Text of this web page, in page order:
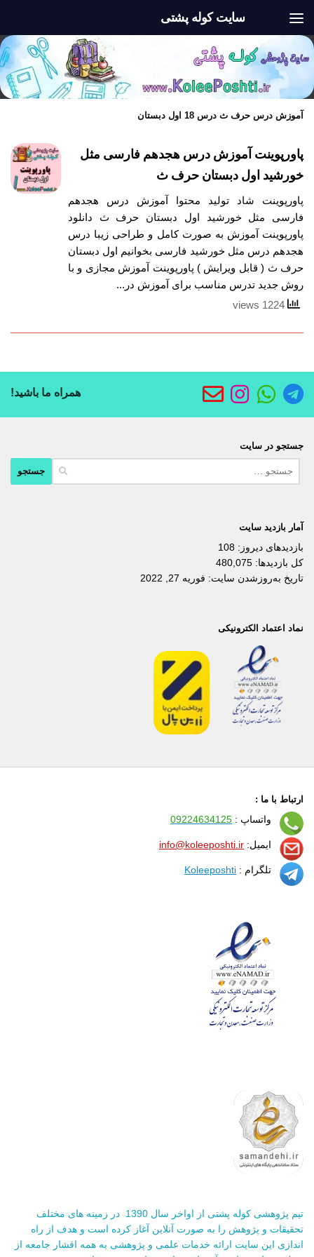
سایت کوله پشتی
آموزش درس حرف ث درس 18 اول دبستان
پاورپوینت آموزش درس هجدهم فارسی مثل
خورشید اول دبستان حرف ث
پاورپوینت شاد تولید محتوا آموزش درس هجدهم
فارسی مثل خورشید اول دبستان حرف ث دانلود
پاورپوینت آموزش به صورت کامل و طراحی زیبا درس
هجدهم درس مثل خورشید فارسی بخوانیم اول دبستان
حرف ث ( قابل ویرایش ) پاورپوینت آموزش مجازی و با
روش جدید تدرس مناسب برای آموزش در...
همراه ما باشید!
جستجو در سایت
آمار بازدید سایت
بازدیدهای دیروز: 108
کل بازدیدها: 480,075
تاریخ به‌روزشدن سایت: فوریه 27, 2022
نماد اعتماد الکترونیکی
ارتباط با ما :
واتساپ : 09224634125
ایمیل: info@koleeposhti.ir
تلگرام : Koleeposhti
تیم پژوهشی کوله پشتی از اواخر سال 1390 در زمینه های مختلف
تحقیقات و پژوهش را به صورت آنلاین آغاز کرده است و هدف از راه
اندازی این سایت ارائه خدمات علمی و پژوهشی به همه اقشار جامعه از